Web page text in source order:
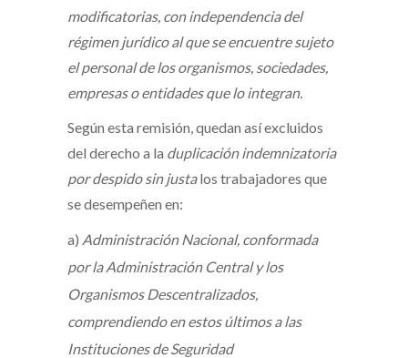
modificatorias, con independencia del
régimen jurídico al que se encuentre sujeto
el personal de los organismos, sociedades,
empresas o entidades que lo integran.
Según esta remisión, quedan así excluidos
del derecho a la duplicación indemnizatoria
por despido sin justalos trabajadores que
se desempeñen en:
a) Administración Nacional, conformada
por la Administración Central y los
Organismos Descentralizados,
comprendiendo en estos últimos a las
Instituciones de Seguridad